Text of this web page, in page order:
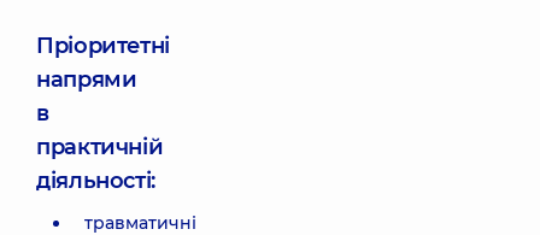
Пріоритетні
напрями
в
практичній
діяльності:
травматичні